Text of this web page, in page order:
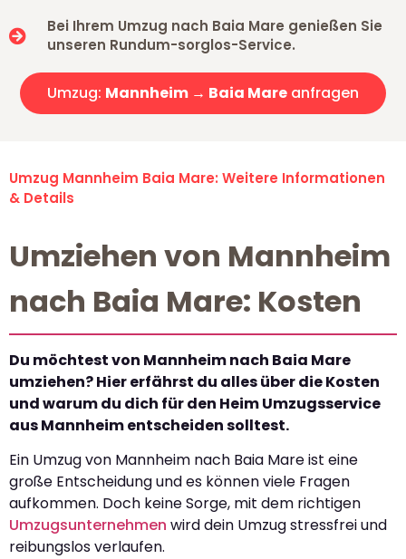
Bei Ihrem Umzug nach Baia Mare genießen Sie
unseren Rundum-sorglos-Service.
Umzug: Mannheim → Baia Mare anfragen
Umzug Mannheim Baia Mare: Weitere Informationen
& Details
Umziehen von Mannheim
nach Baia Mare: Kosten
Du möchtest von Mannheim nach Baia Mare
umziehen? Hier erfährst du alles über die Kosten
und warum du dich für den Heim Umzugsservice
aus Mannheim entscheiden solltest.
Ein Umzug von Mannheim nach Baia Mare ist eine
große Entscheidung und es können viele Fragen
aufkommen. Doch keine Sorge, mit dem richtigen
Umzugsunternehmen wird dein Umzug stressfrei und
reibungslos verlaufen.